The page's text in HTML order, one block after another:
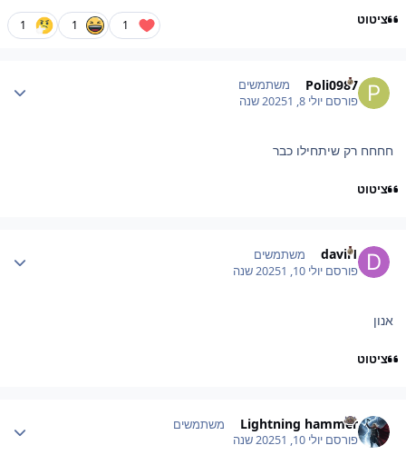
ציטוט 1
1
1
Poli0987 משתמשים
פורסםיולי 8, 2025 1 שנה
חחחח רק שיתחילו כבר
ציטוט
davil1 משתמשים
פורסםיולי 10, 2025 1 שנה
אנון
ציטוט
Lightning hammer משתמשים
פורסםיולי 10, 2025 1 שנה